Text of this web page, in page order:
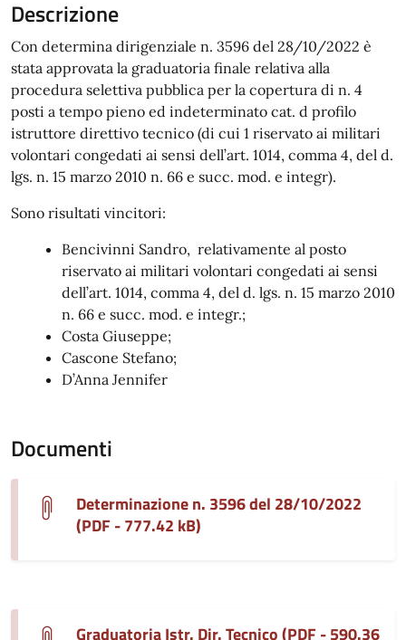
Descrizione
Con determina dirigenziale n. 3596 del 28/10/2022 è
stata approvata la graduatoria finale relativa alla
procedura selettiva pubblica per la copertura di n. 4
posti a tempo pieno ed indeterminato cat. d profilo
istruttore direttivo tecnico (di cui 1 riservato ai militari
volontari congedati ai sensi dell’art. 1014, comma 4, del d.
lgs. n. 15 marzo 2010 n. 66 e succ. mod. e integr).
Sono risultati vincitori:
Bencivinni Sandro, relativamente al posto
riservato ai militari volontari congedati ai sensi
dell’art. 1014, comma 4, del d. lgs. n. 15 marzo 2010
n. 66 e succ. mod. e integr.;
Costa Giuseppe;
Cascone Stefano;
D’Anna Jennifer
Documenti
Determinazione n. 3596 del 28/10/2022
(PDF - 777.42 kB)
Graduatoria Istr. Dir. Tecnico (PDF - 590.36